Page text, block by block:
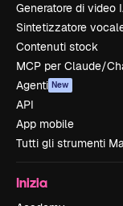
Generatore di video
Sintetizzatore
Contenuti stock
MCP per Claude/
Agenti New
API
App mobile
Tutti gli strumenti
Inizia